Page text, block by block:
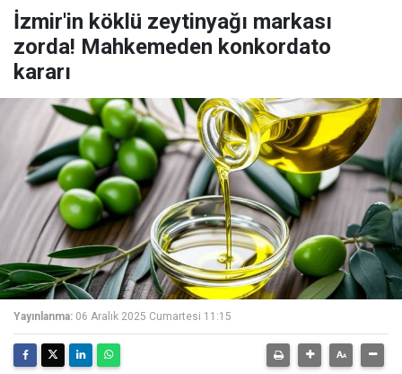
İzmir'in köklü zeytinyağı markası
zorda! Mahkemeden konkordato
kararı
Yayınlanma: 06 Aralık 2025 Cumartesi 11:15